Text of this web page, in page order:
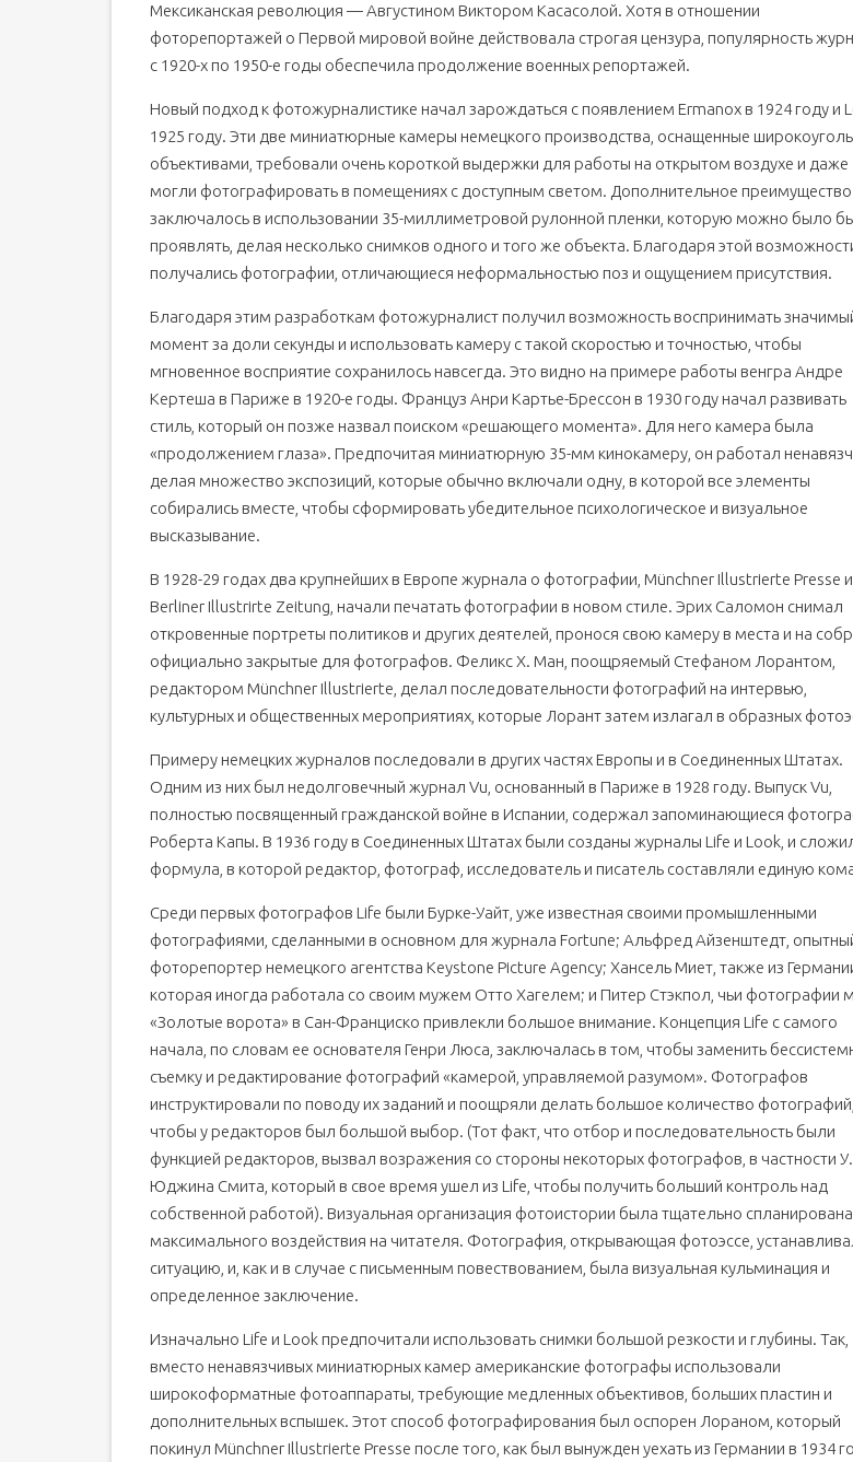
Мексиканская революция — Августином Виктором Касасолой. Хотя в отношении
фоторепортажей о Первой мировой войне действовала строгая цензура, популярность
с 1920-х по 1950-е годы обеспечила продолжение военных репортажей.
Новый подход к фотожурналистике начал зарождаться с появлением Ermanox в 1924 году и
1925 году. Эти две миниатюрные камеры немецкого производства, оснащенные
объективами, требовали очень короткой выдержки для работы на открытом воздухе и даже
могли фотографировать в помещениях с доступным светом. Дополнительное преимущество
заключалось в использовании 35-миллиметровой рулонной пленки, которую можно было
проявлять, делая несколько снимков одного и того же объекта. Благодаря этой
получались фотографии, отличающиеся неформальностью поз и ощущением присутствия.
Благодаря этим разработкам фотожурналист получил возможность воспринимать
момент за доли секунды и использовать камеру с такой скоростью и точностью, чтобы
мгновенное восприятие сохранилось навсегда. Это видно на примере работы венгра Андре
Кертеша в Париже в 1920-е годы. Француз Анри Картье-Брессон в 1930 году начал развивать
стиль, который он позже назвал поиском «решающего момента». Для него камера была
«продолжением глаза». Предпочитая миниатюрную 35-мм кинокамеру, он работал
делая множество экспозиций, которые обычно включали одну, в которой все элементы
собирались вместе, чтобы сформировать убедительное психологическое и визуальное
высказывание.
В 1928-29 годах два крупнейших в Европе журнала о фотографии, Münchner Illustrierte Presse и
Berliner Illustrirte Zeitung, начали печатать фотографии в новом стиле. Эрих Саломон снимал
откровенные портреты политиков и других деятелей, пронося свою камеру в места и на
официально закрытые для фотографов. Феликс Х. Ман, поощряемый Стефаном Лорантом,
редактором Münchner Illustrierte, делал последовательности фотографий на интервью,
культурных и общественных мероприятиях, которые Лорант затем излагал в образных
Примеру немецких журналов последовали в других частях Европы и в Соединенных Штатах.
Одним из них был недолговечный журнал Vu, основанный в Париже в 1928 году. Выпуск Vu,
полностью посвященный гражданской войне в Испании, содержал запоминающиеся
Роберта Капы. В 1936 году в Соединенных Штатах были созданы журналы Life и Look, и
формула, в которой редактор, фотограф, исследователь и писатель составляли единую
Среди первых фотографов Life были Бурке-Уайт, уже известная своими промышленными
фотографиями, сделанными в основном для журнала Fortune; Альфред Айзенштедт,
фоторепортер немецкого агентства Keystone Picture Agency; Хансель Миет, также из
которая иногда работала со своим мужем Отто Хагелем; и Питер Стэкпол, чьи фотографии
«Золотые ворота» в Сан-Франциско привлекли большое внимание. Концепция Life с самого
начала, по словам ее основателя Генри Люса, заключалась в том, чтобы заменить
съемку и редактирование фотографий «камерой, управляемой разумом». Фотографов
инструктировали по поводу их заданий и поощряли делать большое количество фотографий,
чтобы у редакторов был большой выбор. (Тот факт, что отбор и последовательность были
функцией редакторов, вызвал возражения со стороны некоторых фотографов, в частности У.
Юджина Смита, который в свое время ушел из Life, чтобы получить больший контроль над
собственной работой). Визуальная организация фотоистории была тщательно
максимального воздействия на читателя. Фотография, открывающая фотоэссе,
ситуацию, и, как и в случае с письменным повествованием, была визуальная кульминация и
определенное заключение.
Изначально Life и Look предпочитали использовать снимки большой резкости и глубины. Так,
вместо ненавязчивых миниатюрных камер американские фотографы использовали
широкоформатные фотоаппараты, требующие медленных объективов, больших пластин и
дополнительных вспышек. Этот способ фотографирования был оспорен Лораном, который
покинул Münchner Illustrierte Presse после того, как был вынужден уехать из Германии в 1934